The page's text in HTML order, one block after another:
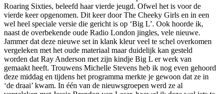
Roaring Sixties, beleefd haar vierde jeugd. Ofwel het is voor de
vierde keer opgenomen. Dit keer door The Cheeky Girls en in een
wel heel speciale versie die gericht is op ‘Big L’. Ook hoorde ik,
naast de overbekende oude Radio London jingles, vele nieuwe.
Jammer dat deze nieuwe set in klank kleur veel te schel overkomen
vergeleken met het oude materiaal maar duidelijk kan gesteld
worden dat Ray Anderson met zijn kindje Big L er werk van
gemaakt heeft. Trouwens Michelle Stevens heb ik nog even gehoord
deze middag en tijdens het programma merkte je gewoon dat ze in
‘de draai’ kwam. In één van de nieuwsgroepen werd ze al